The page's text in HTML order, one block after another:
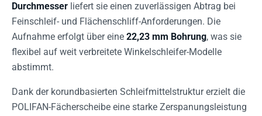
Durchmesser liefert sie einen zuverlässigen Abtrag bei
Feinschleif- und Flächenschliff-Anforderungen. Die
Aufnahme erfolgt über eine 22,23 mm Bohrung, was sie
flexibel auf weit verbreitete Winkelschleifer-Modelle
abstimmt.
Dank der korundbasierten Schleifmittelstruktur erzielt die
POLIFAN-Fächerscheibe eine starke Zerspanungsleistung